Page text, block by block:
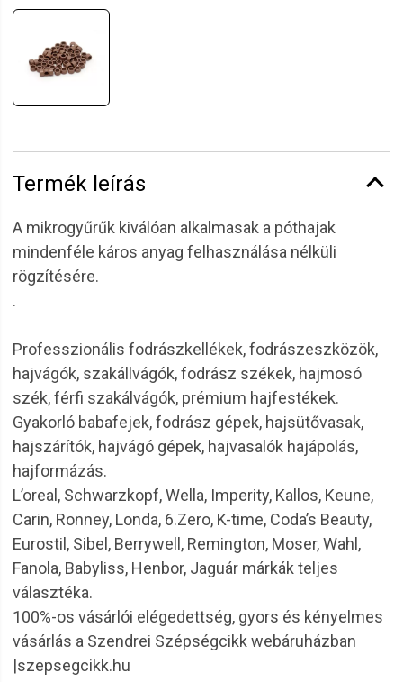
Termék leírás
A mikrogyűrűk kiválóan alkalmasak a póthajak
mindenféle káros anyag felhasználása nélküli
rögzítésére.
.
Professzionális fodrászkellékek, fodrászeszközök,
hajvágók, szakállvágók, fodrász székek, hajmosó
szék, férfi szakálvágók, prémium hajfestékek.
Gyakorló babafejek, fodrász gépek, hajsütővasak,
hajszárítók, hajvágó gépek, hajvasalók hajápolás,
hajformázás.
L’oreal, Schwarzkopf, Wella, Imperity, Kallos, Keune,
Carin, Ronney, Londa, 6.Zero, K-time, Coda’s Beauty,
Eurostil, Sibel, Berrywell, Remington, Moser, Wahl,
Fanola, Babyliss, Henbor, Jaguár márkák teljes
választéka.
100%-os vásárlói elégedettség, gyors és kényelmes
vásárlás a Szendrei Szépségcikk webáruházban
|szepsegcikk.hu